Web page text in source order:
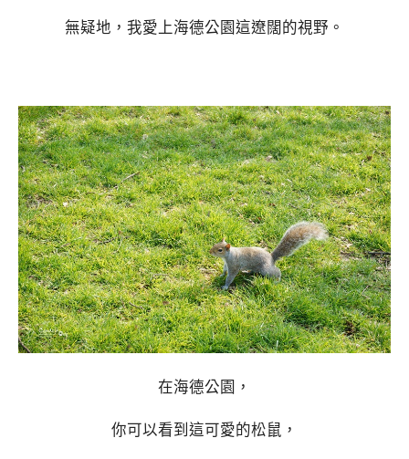
無疑地，我愛上海德公園這遼闊的視野。
在海德公園，
你可以看到這可愛的松鼠，